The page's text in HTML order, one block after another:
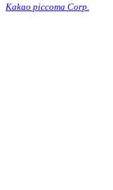
Kakao piccoma Corp.